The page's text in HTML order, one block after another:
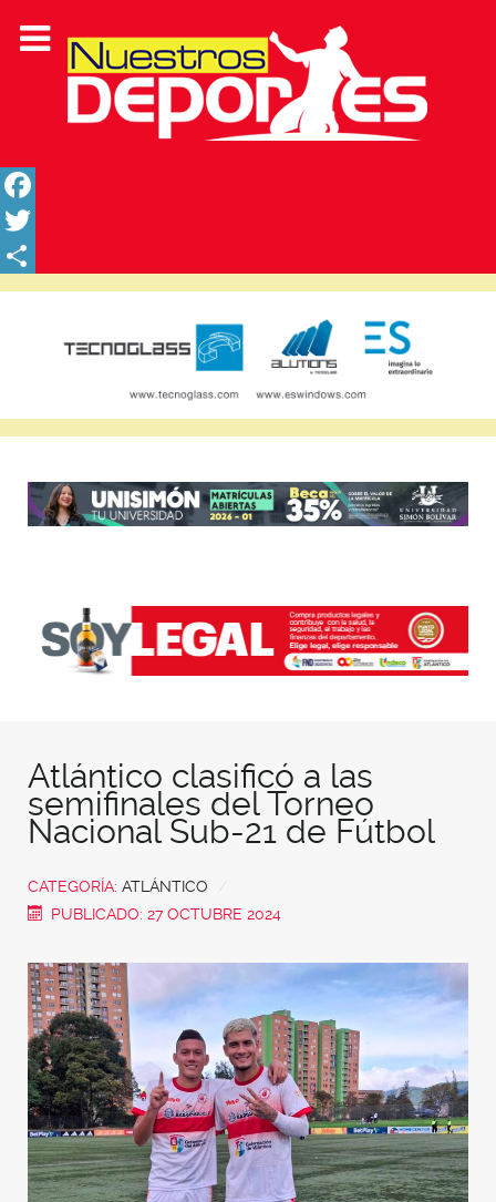
Facebook
Twitter
Share
Atlántico clasificó a las
semifinales del Torneo
Nacional Sub-21 de Fútbol
CATEGORÍA: ATLÁNTICO
PUBLICADO: 27 OCTUBRE 2024